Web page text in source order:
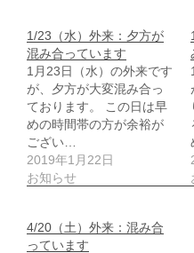
1/23（水）外来：夕方が
混み合っています
1月23日（水）の外来です
が、夕方が大変混み合っ
ております。 この日は早
めの時間帯の方が余裕が
ござい…
2019年1月22日
お知らせ
4/20（土）外来：混み合
っています